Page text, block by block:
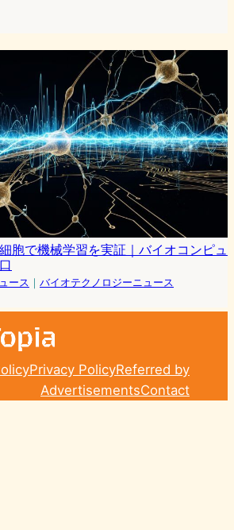
胞で機械学習を実証｜バイオコンピュ
ース ｜ バイオテクノロジーニュース
Privacy PolicyReferred by
AdvertisementsContact